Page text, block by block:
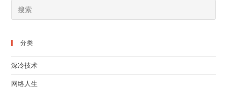
分类
深冷技术
网络人生